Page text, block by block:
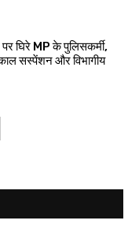
घिरे MP के पुलिसकर्मी,
सस्पेंशन और विभागीय